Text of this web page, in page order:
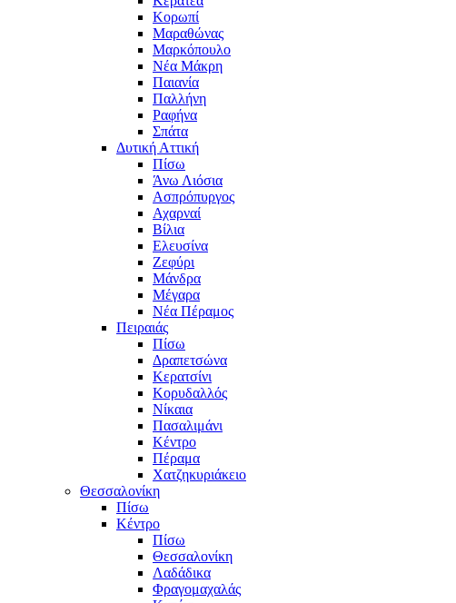
Κορωπί
Μαραθώνας
Μαρκόπουλο
Νέα Μάκρη
Παιανία
Παλλήνη
Ραφήνα
Σπάτα
Δυτική Αττική
Πίσω
Άνω Λιόσια
Ασπρόπυργος
Αχαρναί
Βίλια
Ελευσίνα
Ζεφύρι
Μάνδρα
Μέγαρα
Νέα Πέραμος
Πειραιάς
Πίσω
Δραπετσώνα
Κερατσίνι
Κορυδαλλός
Νίκαια
Πασαλιμάνι
Κέντρο
Πέραμα
Χατζηκυριάκειο
Θεσσαλονίκη
Πίσω
Κέντρο
Πίσω
Θεσσαλονίκη
Λαδάδικα
Φραγομαχαλάς